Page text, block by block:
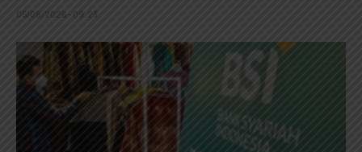
05/08/2026 - 09:23